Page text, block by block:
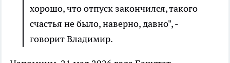
хорошо, что отпуск закончился, такого
счастья не было, наверно, давно", -
говорит Владимир.